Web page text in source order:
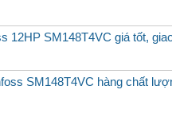
12HP SM148T4VC giá tốt,
SM148T4VC hàng chất